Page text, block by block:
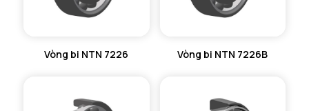
Vòng bi NTN 7226 Vòng bi NTN 7226B